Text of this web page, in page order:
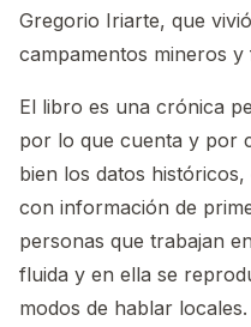
Gregorio Iriarte, que
campamentos mineros y
El libro es una crónica
por lo que cuenta y por
bien los datos
con información de
personas que trabajan
fluida y en ella se
modos de hablar